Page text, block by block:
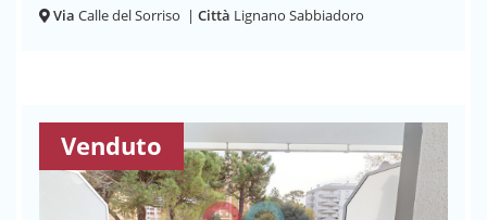
Via Calle del Sorriso | Città Lignano Sabbiadoro
Venduto